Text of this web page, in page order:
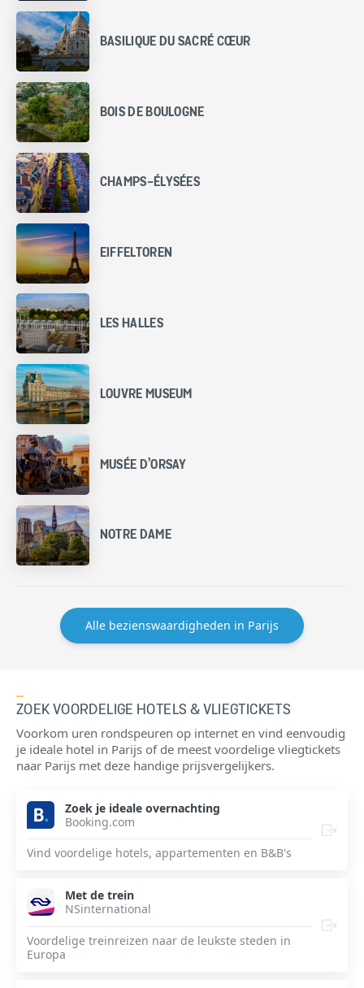
BASILIQUE DU SACRÉ CŒUR
BOIS DE BOULOGNE
CHAMPS-ÉLYSÉES
EIFFELTOREN
LES HALLES
LOUVRE MUSEUM
MUSÉE D’ORSAY
NOTRE DAME
Alle bezienswaardigheden in Parijs
ZOEK VOORDELIGE HOTELS & VLIEGTICKETS
Voorkom uren rondspeuren op internet en vind eenvoudig
je ideale hotel in Parijs of de meest voordelige vliegtickets
naar Parijs met deze handige prijsvergelijkers.
Zoek je ideale overnachting
Booking.com
Vind voordelige hotels, appartementen en B&B's
Met de trein
NSinternational
Voordelige treinreizen naar de leukste steden in
Europa